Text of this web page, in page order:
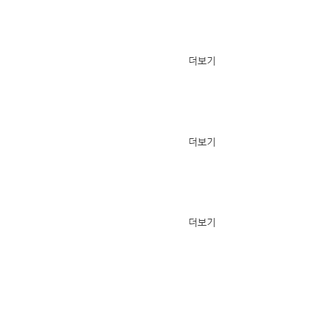
더보기
더보기
더보기